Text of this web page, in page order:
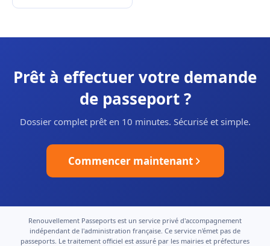
Prêt à effectuer votre demande
de passeport ?
Dossier complet prêt en 10 minutes. Sécurisé et simple.
Commencer maintenant
Renouvellement Passeports est un service privé d'accompagnement
indépendant de l'administration française. Ce service n'émet pas de
passeports. Le traitement officiel est assuré par les mairies et préfectures